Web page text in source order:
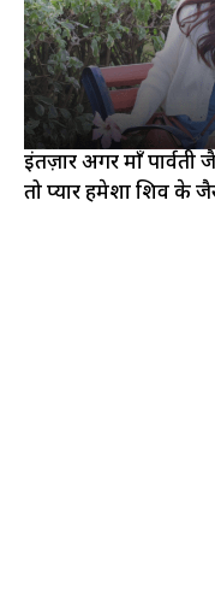
इंतज़ार अगर माँ पार्वती
तो प्यार हमेशा शिव के